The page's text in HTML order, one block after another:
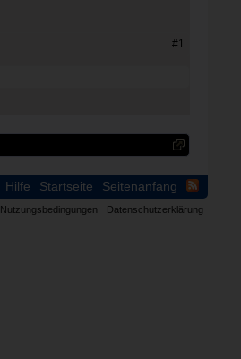
#1
Hilfe Startseite Seitenanfang
Nutzungsbedingungen Datenschutzerklärung